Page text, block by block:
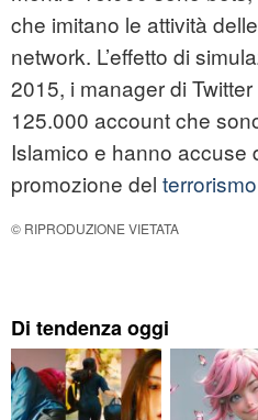
che imitano le attività
network. L’effetto di
2015, i manager di
125.000 account che
Islamico e hanno accuse
promozione del
© RIPRODUZIONE VIETATA
Di tendenza oggi